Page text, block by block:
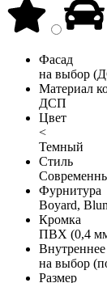
Фасад
на выбор
Материал
ДСП
Цвет
<
Темный
Стиль
Фурнитура
Boyard,
Кромка
ПВХ (0,4
на выбор
Размер